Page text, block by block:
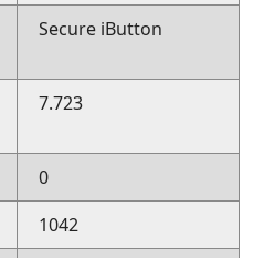
Secure iButton
7.723
0
1042